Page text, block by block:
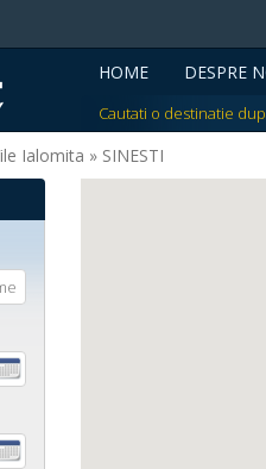
HOME DESPRE
Cautati o destinatie
Ialomita » SINESTI